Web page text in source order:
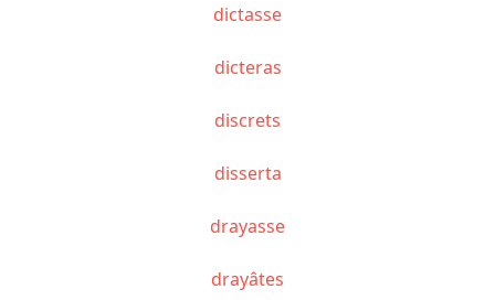
dictasse
dicteras
discrets
disserta
drayasse
drayâtes